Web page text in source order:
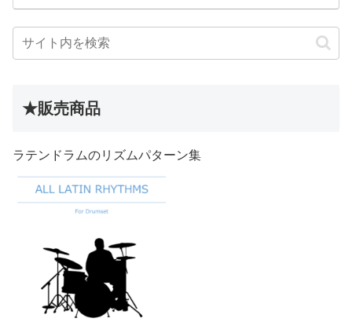
★販売商品
ラテンドラムのリズムパターン集